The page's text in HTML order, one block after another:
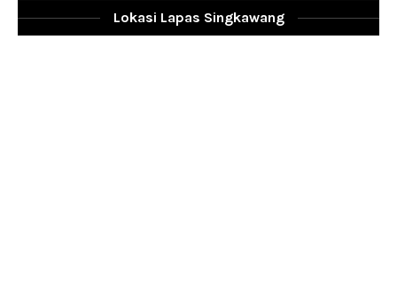
Lokasi Lapas Singkawang